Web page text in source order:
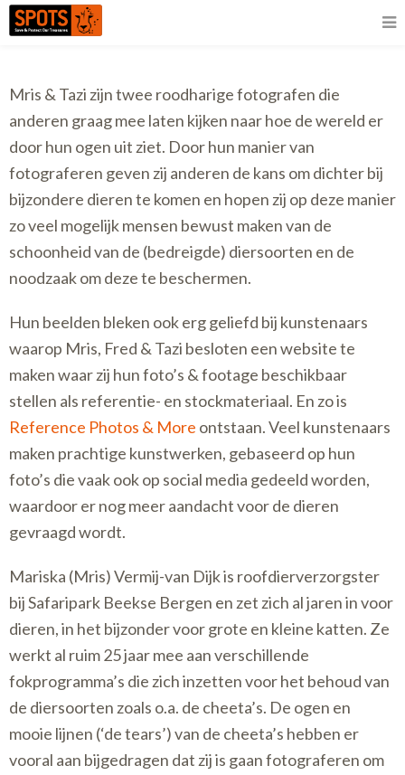
Mris & Tazi zijn twee roodharige fotografen die
anderen graag mee laten kijken naar hoe de wereld er
door hun ogen uit ziet. Door hun manier van
fotograferen geven zij anderen de kans om dichter bij
bijzondere dieren te komen en hopen zij op deze manier
zo veel mogelijk mensen bewust maken van de
schoonheid van de (bedreigde) diersoorten en de
noodzaak om deze te beschermen.
Hun beelden bleken ook erg geliefd bij kunstenaars
waarop Mris, Fred & Tazi besloten een website te
maken waar zij hun foto’s & footage beschikbaar
stellen als referentie- en stockmateriaal. En zo is
Reference Photos & More ontstaan. Veel kunstenaars
maken prachtige kunstwerken, gebaseerd op hun
foto’s die vaak ook op social media gedeeld worden,
waardoor er nog meer aandacht voor de dieren
gevraagd wordt.
Mariska (Mris) Vermij-van Dijk is roofdierverzorgster
bij Safaripark Beekse Bergen en zet zich al jaren in voor
dieren, in het bijzonder voor grote en kleine katten. Ze
werkt al ruim 25 jaar mee aan verschillende
fokprogramma’s die zich inzetten voor het behoud van
de diersoorten zoals o.a. de cheeta’s. De ogen en
mooie lijnen (‘de tears’) van de cheeta’s hebben er
vooral aan bijgedragen dat zij is gaan fotograferen om